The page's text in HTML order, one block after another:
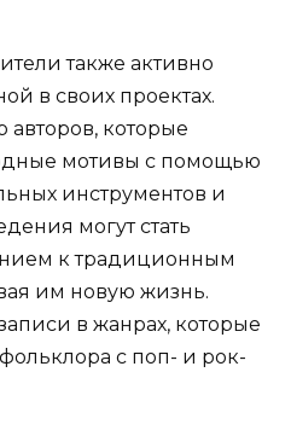
также активно
в своих проектах.
авторов, которые
мотивы с помощью
инструментов и
могут стать
к традиционным
им новую жизнь.
в жанрах, которые
с поп- и рок-